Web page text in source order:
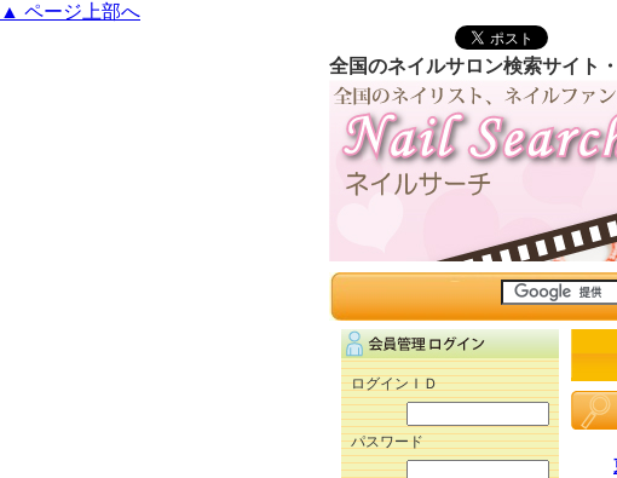
▲ ページ上部へ
全国のネイルサロン検索サイト
ログインＩＤ
パスワード